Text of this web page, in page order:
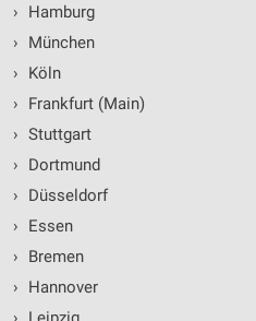
›
Hamburg
›
München
›
Köln
›
Frankfurt (Main)
› Stuttgart
›
Dortmund
›
Düsseldorf
›
Essen
›
Bremen
›
Hannover